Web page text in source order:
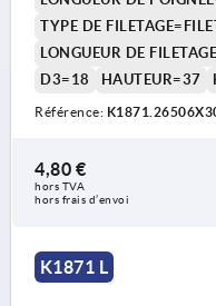
TYPE DE
LONGUEUR DE
D3=18
HAUTEUR=37
Référence:
4,80 €
hors TVA
hors frais d’envoi
K1871 L